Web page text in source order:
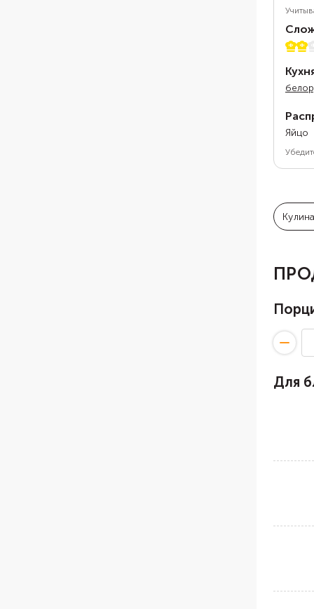
2 из 5
Яйцо
Для